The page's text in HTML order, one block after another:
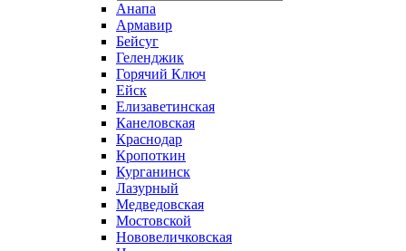
Анапа
Армавир
Бейсуг
Геленджик
Горячий Ключ
Ейск
Елизаветинская
Канеловская
Краснодар
Кропоткин
Курганинск
Лазурный
Медведовская
Мостовской
Нововеличковская